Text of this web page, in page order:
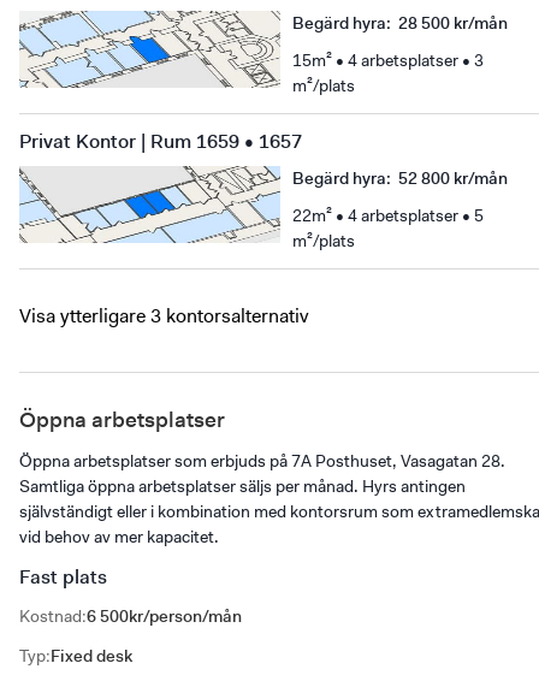
Begärd hyra: 28 500 kr/mån
15m² • 4 arbetsplatser • 3
m²/plats
Privat Kontor | Rum 1659 • 1657
Begärd hyra: 52 800 kr/mån
22m² • 4 arbetsplatser • 5
m²/plats
Visa ytterligare 3 kontorsalternativ
Öppna arbetsplatser
Öppna arbetsplatser som erbjuds på 7A Posthuset, Vasagatan 28.
Samtliga öppna arbetsplatser säljs per månad. Hyrs antingen
självständigt eller i kombination med kontorsrum som
vid behov av mer kapacitet.
Fast plats
Kostnad:6 500kr/person/mån
Typ:Fixed desk